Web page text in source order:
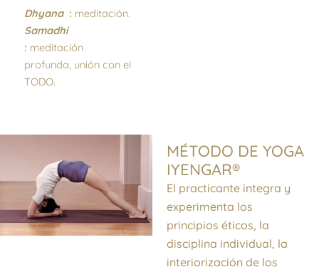
Dhyana : meditación.
Samadhi
: meditación
profunda, unión con el
TODO.
MÉTODO DE YOGA
IYENGAR®
El practicante integra y
experimenta los
principios éticos, la
disciplina individual, la
interiorización de los